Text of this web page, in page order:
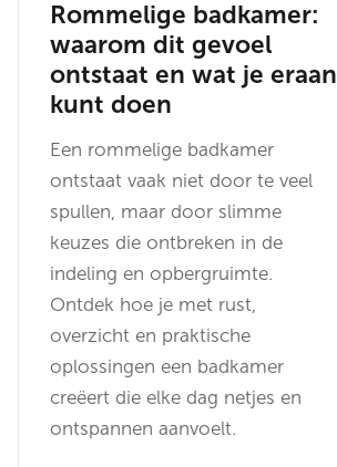
Rommelige badkamer:
waarom dit gevoel
ontstaat en wat je eraan
kunt doen
Een rommelige badkamer
ontstaat vaak niet door te veel
spullen, maar door slimme
keuzes die ontbreken in de
indeling en opbergruimte.
Ontdek hoe je met rust,
overzicht en praktische
oplossingen een badkamer
creëert die elke dag netjes en
ontspannen aanvoelt.